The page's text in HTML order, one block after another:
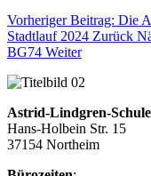
Vorheriger Beitrag: Die
Stadtlauf 2024 Zurück
BG74 Weiter
Astrid-Lindgren-Schule
Hans-Holbein Str. 15
37154 Northeim